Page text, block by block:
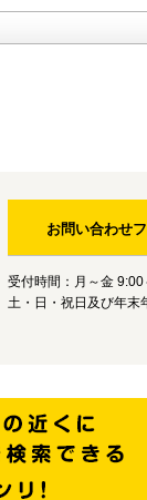
お問い合わせ
受付時間：月～金
土・日・祝日及び年末